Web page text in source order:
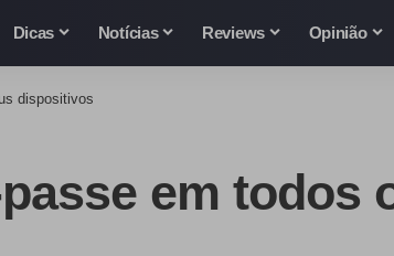
Dicas Notícias Reviews Opinião
dispositivos
em todos